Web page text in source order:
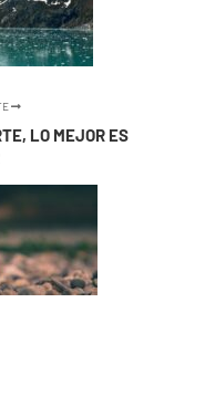
LO MEJOR ES